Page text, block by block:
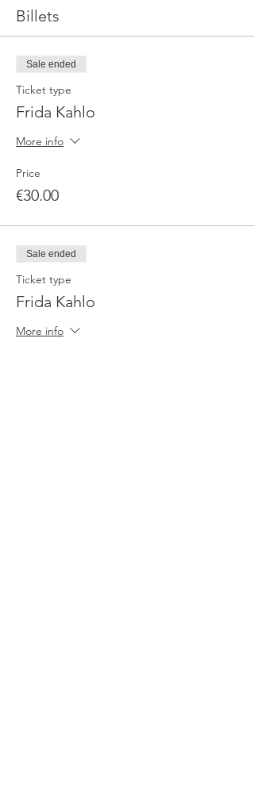
Billets
Sale ended
Ticket type
Frida Kahlo
More info
Price
€30.00
Sale ended
Ticket type
Frida Kahlo
More info